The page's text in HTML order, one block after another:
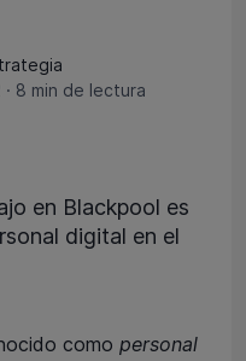
· 8 min de lectura
en Blackpool es
digital en el
como personal